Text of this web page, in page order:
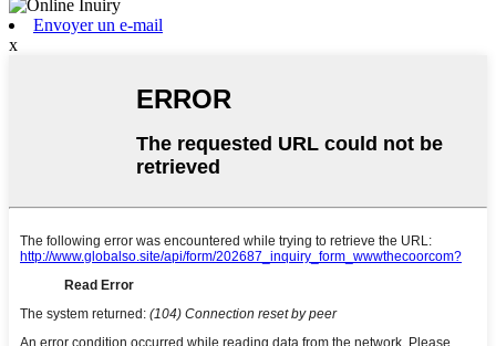
Envoyer un e-mail
x